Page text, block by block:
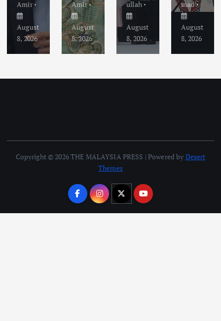
Amir
August
8, 2026
Amir
August
8, 2026
ullah
August
8, 2026
mad
August
8, 2026
Copyright © 2026 THE MALAYSIA PRESS | Powered by Desert
Themes